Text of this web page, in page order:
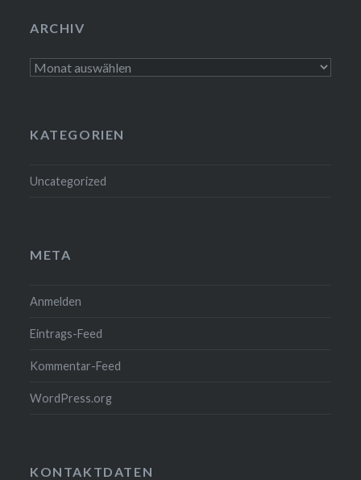
ARCHIV
Archiv
KATEGORIEN
Uncategorized
META
Anmelden
Eintrags-Feed
Kommentar-Feed
WordPress.org
KONTAKTDATEN